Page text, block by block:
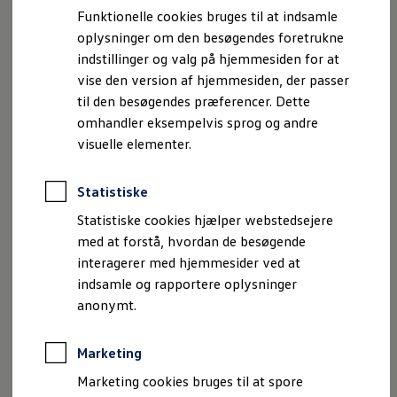
Funktionelle cookies bruges til at indsamle
oplysninger om den besøgendes foretrukne
indstillinger og valg på hjemmesiden for at
vise den version af hjemmesiden, der passer
til den besøgendes præferencer. Dette
omhandler eksempelvis sprog og andre
visuelle elementer.
Statistiske
Statistiske cookies hjælper webstedsejere
med at forstå, hvordan de besøgende
interagerer med hjemmesider ved at
indsamle og rapportere oplysninger
anonymt.
Marketing
Marketing cookies bruges til at spore
Bestil et tilbud
Brugte biler
Pendlerleasing
Budgetberegner
Firmabil
Vejen til en ny Volkswagen
Online Privatleasing
Finansiering og forsikring
Volkswagen Forsikring
Volkswagen Finansiering
Ejere og services
Book tid på værkstedet
Service
Serviceabonnementer
Service 5+
Service på elbiler
Prismatch
Fordele ved autoriseret værksted
Brugbar information
Servicefordele
Digitale ekstrafunktioner
Se tjenesterne til din model
Volkswagen-apps, login og shop
Guidede vejrtrækningsøvelser, hvor din ID. “trækker vejret
med dig” – seks forskellige forløb understøttet af lys, lyd og
valgfri massagefunktion.
Power Break
Ideel til parkerings- og ladepauser: du kan vælge mellem
Funktionen Rest & Recharge vækker om nødvendigt
passagererne præcist, når opladningen er færdig – inden for
et tidsrum på 10 til 45 minutter.
Stretch Out
Blide strækøvelser, når du er på farten – fem forskellige
tydelige instruktioner fra din ID.
Cinema Mode